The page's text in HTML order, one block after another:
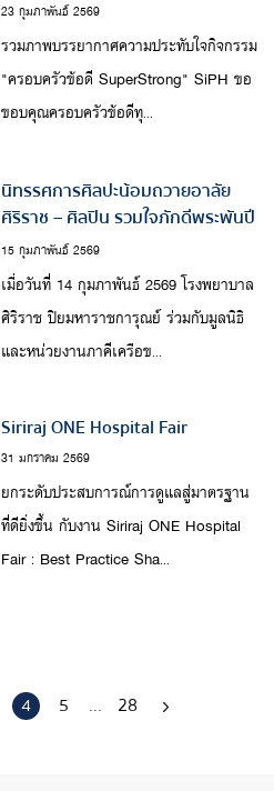
23 กุมภาพันธ์ 2569
รวมภาพบรรยากาศความประทับใจกิจกรรม
"ครอบครัวข้อดี SuperStrong" SiPH ขอ
ขอบคุณครอบครัวข้อดีทุ...
นิทรรศการศิลปะน้อมถวายอาลัย
ศิริราช – ศิลปิน รวมใจภักดีพระพันปี
หลวง
15 กุมภาพันธ์ 2569
เมื่อวันที่ 14 กุมภาพันธ์ 2569 โรงพยาบาล
ศิริราช ปิยมหาราชการุณย์ ร่วมกับมูลนิธิ
และหน่วยงานภาคีเครือข...
Siriraj ONE Hospital Fair
31 มกราคม 2569
ยกระดับประสบการณ์การดูแลสู่มาตรฐาน
ที่ดียิ่งขึ้น กับงาน Siriraj ONE Hospital
Fair : Best Practice Sha...
4 5 ... 28